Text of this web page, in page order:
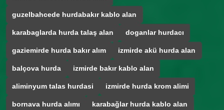
guzelbahcede hurdabakır kablo alan
karabaglarda hurda talaş alan doganlar hurdacı
gaziemirde hurda bakır alım izmirde akü hurda alan
balçova hurda izmirde bakır kablo alan
aliminyum talas hurdasi izmirde hurda krom alimi
bornava hurda alımı karabağlar hurda kablo alan